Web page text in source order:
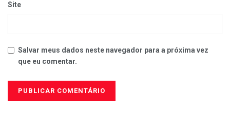
Site
Salvar meus dados neste navegador para a próxima vez
que eu comentar.